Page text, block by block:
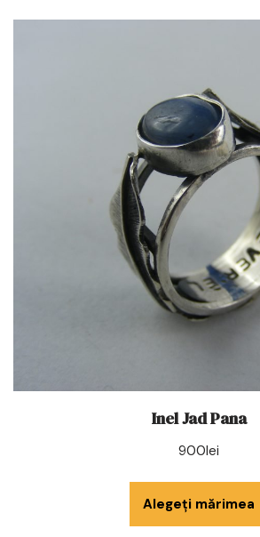
Inel Jad Pana
900lei
Alegeți mărimea